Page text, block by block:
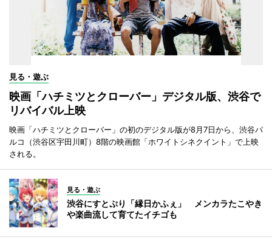
見る・遊ぶ
映画「ハチミツとクローバー」デジタル版、渋谷で
リバイバル上映
映画「ハチミツとクローバー」の初のデジタル版が8月7日から、渋谷パ
ルコ（渋谷区宇田川町）8階の映画館「ホワイトシネクイント」で上映
される。
見る・遊ぶ
渋谷にすとぷり「縁日かふぇ」 メンカラたこやき
や楽曲流して育てたイチゴも